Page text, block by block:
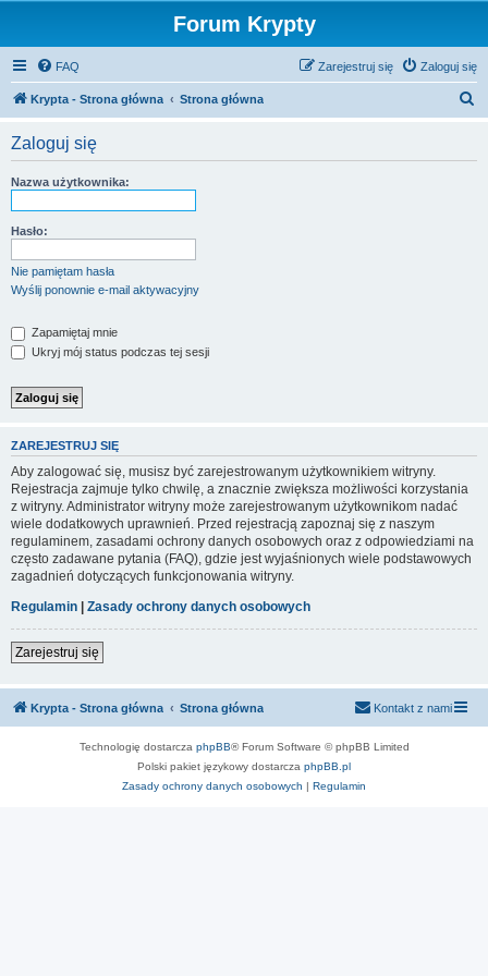
Forum Krypty
FAQ Zaloguj się
Zarejestruj się
Krypta - Strona główna Strona główna
Zaloguj się
Nazwa użytkownika:
Hasło:
Nie pamiętam hasła
Wyślij ponownie e-mail aktywacyjny
Zapamiętaj mnie
Ukryj mój status podczas tej sesji
ZAREJESTRUJ SIĘ
Aby zalogować się, musisz być zarejestrowanym użytkownikiem witryny.
Rejestracja zajmuje tylko chwilę, a znacznie zwiększa możliwości korzystania
z witryny. Administrator witryny może zarejestrowanym użytkownikom nadać
wiele dodatkowych uprawnień. Przed rejestracją zapoznaj się z naszym
regulaminem, zasadami ochrony danych osobowych oraz z odpowiedziami na
często zadawane pytania (FAQ), gdzie jest wyjaśnionych wiele podstawowych
zagadnień dotyczących funkcjonowania witryny.
Regulamin | Zasady ochrony danych osobowych
Zarejestruj się
Krypta - Strona główna Strona główna Kontakt z nami
Technologię dostarcza phpBB® Forum Software © phpBB Limited
Polski pakiet językowy dostarcza phpBB.pl
Zasady ochrony danych osobowych | Regulamin